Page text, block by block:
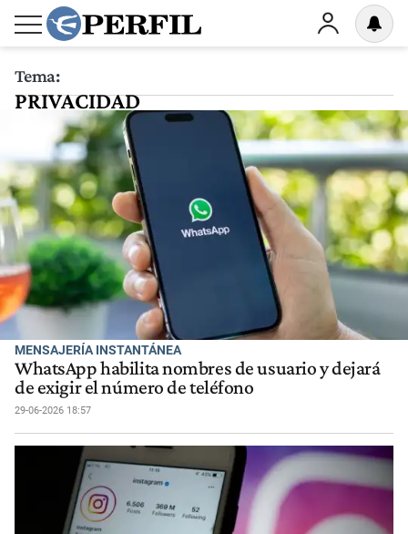
Tema:
PRIVACIDAD
MENSAJERÍA INSTANTÁNEA
WhatsApp habilita nombres de usuario y dejará
de exigir el número de teléfono
29-06-2026 18:57